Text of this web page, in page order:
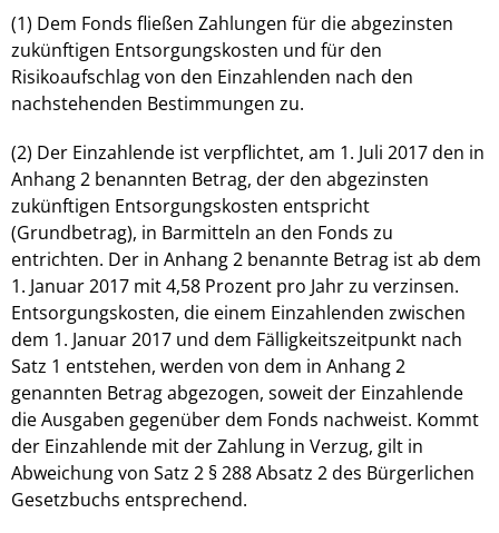
(1) Dem Fonds fließen Zahlungen für die abgezinsten
zukünftigen Entsorgungskosten und für den
Risikoaufschlag von den Einzahlenden nach den
nachstehenden Bestimmungen zu.
(2) Der Einzahlende ist verpflichtet, am 1. Juli 2017 den in
Anhang 2 benannten Betrag, der den abgezinsten
zukünftigen Entsorgungskosten entspricht
(Grundbetrag), in Barmitteln an den Fonds zu
entrichten. Der in Anhang 2 benannte Betrag ist ab dem
1. Januar 2017 mit 4,58 Prozent pro Jahr zu verzinsen.
Entsorgungskosten, die einem Einzahlenden zwischen
dem 1. Januar 2017 und dem Fälligkeitszeitpunkt nach
Satz 1 entstehen, werden von dem in Anhang 2
genannten Betrag abgezogen, soweit der Einzahlende
die Ausgaben gegenüber dem Fonds nachweist. Kommt
der Einzahlende mit der Zahlung in Verzug, gilt in
Abweichung von Satz 2 § 288 Absatz 2 des Bürgerlichen
Gesetzbuchs entsprechend.